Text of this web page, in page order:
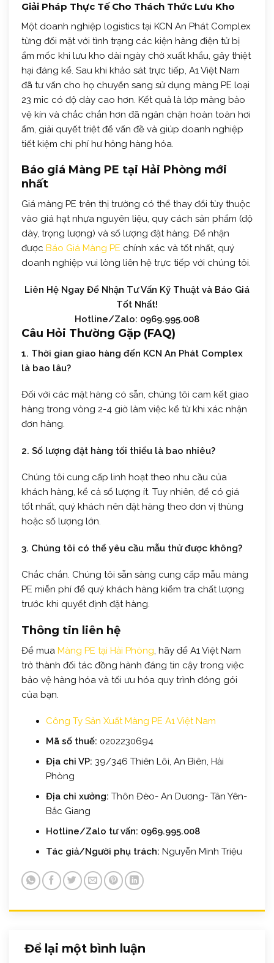
Giải Pháp Thực Tế Cho Thách Thức Lưu Kho
Một doanh nghiệp logistics tại KCN An Phát Complex
từng đối mặt với tình trạng các kiện hàng điện tử bị
ẩm mốc khi lưu kho dài ngày chờ xuất khẩu, gây thiệt
hại đáng kể. Sau khi khảo sát trực tiếp, A1 Việt Nam
đã tư vấn cho họ chuyển sang sử dụng màng PE loại
23 mic có độ dày cao hơn. Kết quả là lớp màng bảo
vệ kín và chắc chắn hơn đã ngăn chặn hoàn toàn hơi
ẩm, giải quyết triệt để vấn đề và giúp doanh nghiệp
tiết kiệm chi phí hư hỏng hàng hóa.
Báo giá Màng PE tại Hải Phòng mới
nhất
Giá màng PE trên thị trường có thể thay đổi tùy thuộc
vào giá hạt nhựa nguyên liệu, quy cách sản phẩm (độ
dày, trọng lượng) và số lượng đặt hàng. Để nhận
được Báo Giá Màng PE chính xác và tốt nhất, quý
doanh nghiệp vui lòng liên hệ trực tiếp với chúng tôi.
Liên Hệ Ngay Để Nhận Tư Vấn Kỹ Thuật và Báo Giá
Tốt Nhất!
Hotline/Zalo: 0969.995.008
Câu Hỏi Thường Gặp (FAQ)
1. Thời gian giao hàng đến KCN An Phát Complex
là bao lâu?
Đối với các mặt hàng có sẵn, chúng tôi cam kết giao
hàng trong vòng 2-4 giờ làm việc kể từ khi xác nhận
đơn hàng.
2. Số lượng đặt hàng tối thiểu là bao nhiêu?
Chúng tôi cung cấp linh hoạt theo nhu cầu của
khách hàng, kể cả số lượng ít. Tuy nhiên, để có giá
tốt nhất, quý khách nên đặt hàng theo đơn vị thùng
hoặc số lượng lớn.
3. Chúng tôi có thể yêu cầu mẫu thử được không?
Chắc chắn. Chúng tôi sẵn sàng cung cấp mẫu màng
PE miễn phí để quý khách hàng kiểm tra chất lượng
trước khi quyết định đặt hàng.
Thông tin liên hệ
Để mua Màng PE tại Hải Phòng , hãy để A1 Việt Nam
trở thành đối tác đồng hành đáng tin cậy trong việc
bảo vệ hàng hóa và tối ưu hóa quy trình đóng gói
của bạn.
Công Ty Sản Xuất Màng PE A1 Việt Nam
Mã số thuế: 0202230694
Địa chỉ VP: 39/346 Thiên Lôi, An Biên, Hải
Phòng
Địa chỉ xưởng: Thôn Đèo- An Dương- Tân Yên-
Bắc Giang
Hotline/Zalo tư vấn: 0969.995.008
Tác giả/Người phụ trách: Nguyễn Minh Triệu
Để lại một bình luận